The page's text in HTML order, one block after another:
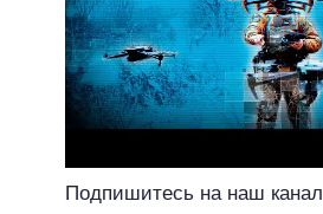
Подпишитесь на наш канал